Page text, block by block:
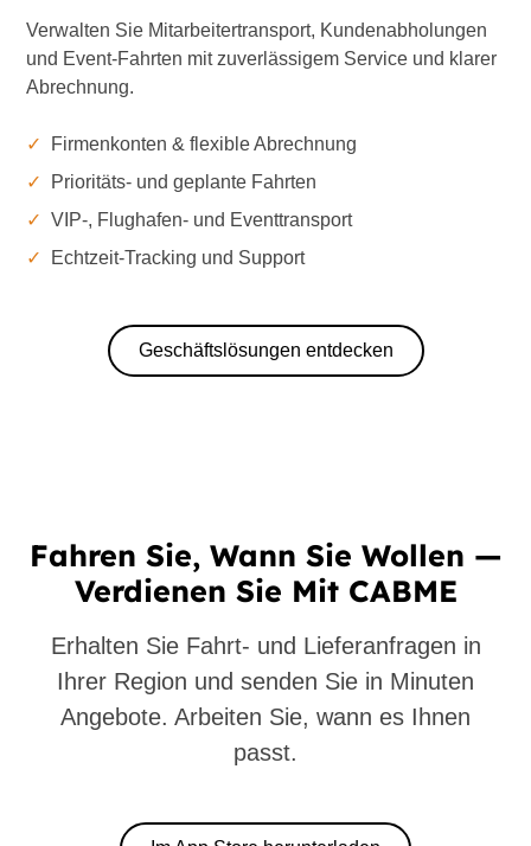
Verwalten Sie Mitarbeitertransport, Kundenabholungen
und Event-Fahrten mit zuverlässigem Service und klarer
Abrechnung.
✓
Firmenkonten & flexible Abrechnung
✓
Prioritäts- und geplante Fahrten
✓
VIP-, Flughafen- und Eventtransport
✓
Echtzeit-Tracking und Support
Geschäftslösungen entdecken
Fahren Sie, Wann Sie Wollen —
Verdienen Sie Mit CABME
Erhalten Sie Fahrt- und Lieferanfragen in
Ihrer Region und senden Sie in Minuten
Angebote. Arbeiten Sie, wann es Ihnen
passt.